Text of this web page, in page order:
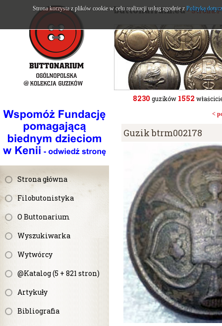
Strona główna
Filobutonistyka
O Buttonarium
Wyszukiwarka
Wytwórcy
@Katalog (5 + 821 stron)
Artykuły
Bibliografia
buttonarium.eu- Strona
8230 guzików 1552
<
Guzik btrm002178
Strona korzysta z plików cookie w celu realizacji usług zgodnie z Polityką